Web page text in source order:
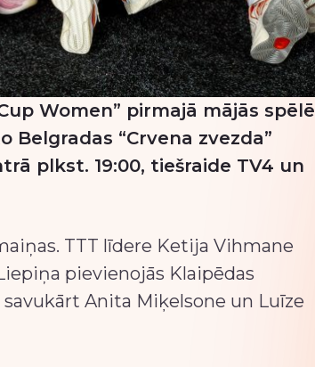
Women” pirmajā mājās spēlē
“Crvena zvezda”
plkst. 19:00, tiešraide TV4 un
TTT līdere Ketija Vihmane
pievienojās Klaipēdas
savukārt Anita Miķelsone un Luīze